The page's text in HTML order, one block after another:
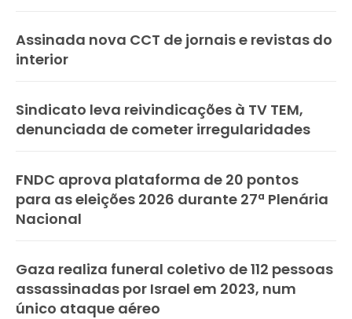
Assinada nova CCT de jornais e revistas do
interior
Sindicato leva reivindicações à TV TEM,
denunciada de cometer irregularidades
FNDC aprova plataforma de 20 pontos
para as eleições 2026 durante 27ª Plenária
Nacional
Gaza realiza funeral coletivo de 112 pessoas
assassinadas por Israel em 2023, num
único ataque aéreo